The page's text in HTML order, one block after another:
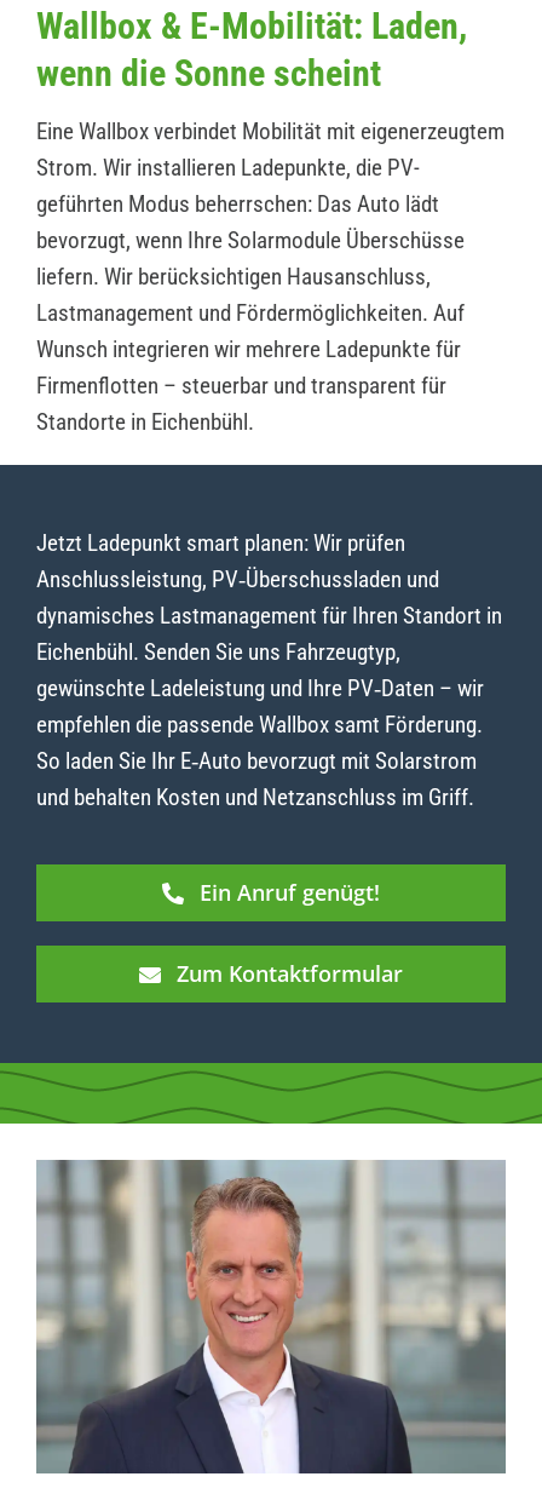
Wallbox & E-Mobilität: Laden,
wenn die Sonne scheint
Eine Wallbox verbindet Mobilität mit eigenerzeugtem
Strom. Wir installieren Ladepunkte, die PV-
geführten Modus beherrschen: Das Auto lädt
bevorzugt, wenn Ihre Solarmodule Überschüsse
liefern. Wir berücksichtigen Hausanschluss,
Lastmanagement und Fördermöglichkeiten. Auf
Wunsch integrieren wir mehrere Ladepunkte für
Firmenflotten – steuerbar und transparent für
Standorte in Eichenbühl.
Jetzt Ladepunkt smart planen: Wir prüfen
Anschlussleistung, PV‑Überschussladen und
dynamisches Lastmanagement für Ihren Standort in
Eichenbühl. Senden Sie uns Fahrzeugtyp,
gewünschte Ladeleistung und Ihre PV‑Daten – wir
empfehlen die passende Wallbox samt Förderung.
So laden Sie Ihr E‑Auto bevorzugt mit Solarstrom
und behalten Kosten und Netzanschluss im Griff.
Ein Anruf genügt!
Zum Kontaktformular